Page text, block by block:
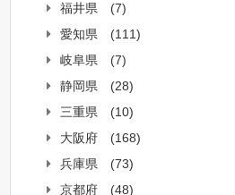
福井県
(7)
愛知県
(111)
岐阜県
(7)
静岡県
(28)
三重県
(10)
大阪府
(168)
兵庫県
(73)
京都府
(48)